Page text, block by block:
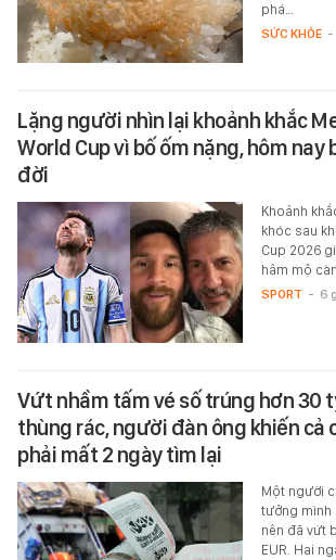
phá…
SỨC KHỎE -
Lặng người nhìn lại khoảnh khắc
World Cup vì bố ốm nặng, hôm nay
đời
Khoảnh
khóc sau
Cup 2026
hâm mộ
SPORT - 6
Vứt nhầm tấm vé số trúng hơn 30
thùng rác, người đàn ông khiến cả
phải mất 2 ngày tìm lại
Một người
tưởng mình
nên đã vứt
EUR. Hai